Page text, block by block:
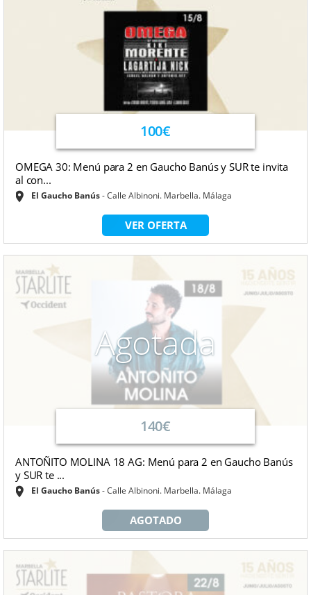
100€
OMEGA 30: Menú para 2 en Gaucho Banús y SUR te invita
al con...
El Gaucho Banús Calle Albinoni. Marbella. Málaga
VER OFERTA
Agotada
140€
ANTOÑITO MOLINA 18 AG: Menú para 2 en Gaucho Banús
y SUR te ...
El Gaucho Banús Calle Albinoni. Marbella. Málaga
AGOTADO